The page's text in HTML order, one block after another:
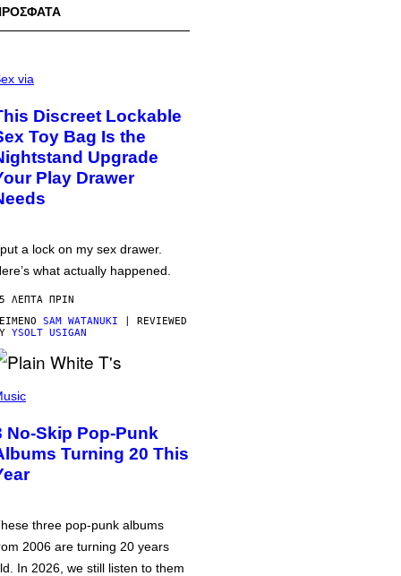
via
Discreet Lockable
Toy Bag Is the
Upgrade
Play Drawer
a lock on my sex drawer.
what actually happened.
ΛΕΠΤΆ ΠΡΙΝ
SAM WATANUKI | REVIEWED
YSOLT USIGAN
No-Skip Pop-Punk
Turning 20 This
three pop-punk albums
2006 are turning 20 years
In 2026, we still listen to them